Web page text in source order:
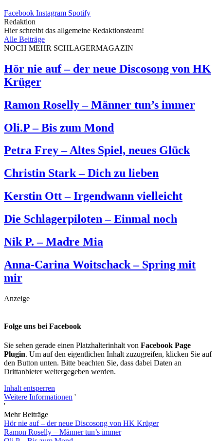
Facebook Instagram Spotify
Redaktion
Hier schreibt das allgemeine Redaktionsteam!
Alle Beiträge
NOCH MEHR SCHLAGERMAGAZIN
Hör nie auf – der neue Discosong von HK
Krüger
Ramon Roselly – Männer tun’s immer
Oli.P – Bis zum Mond
Petra Frey – Altes Spiel, neues Glück
Christin Stark – Dich zu lieben
Kerstin Ott – Irgendwann vielleicht
Die Schlagerpiloten – Einmal noch
Nik P. – Madre Mia
Anna-Carina Woitschack – Spring mit
mir
Anzeige
Folge uns bei Facebook
Sie sehen gerade einen Platzhalterinhalt von Facebook Page
Plugin. Um auf den eigentlichen Inhalt zuzugreifen, klicken Sie auf
den Button unten. Bitte beachten Sie, dass dabei Daten an
Drittanbieter weitergegeben werden.
Inhalt entsperren
Weitere Informationen '
'
Mehr Beiträge
Hör nie auf – der neue Discosong von HK Krüger
Ramon Roselly – Männer tun’s immer